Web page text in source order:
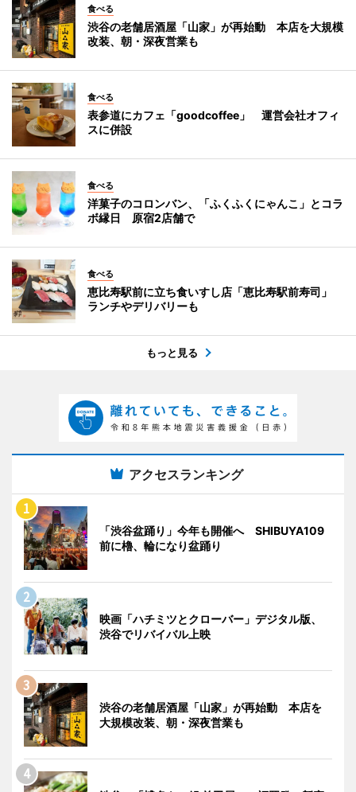
食べる
渋谷の老舗居酒屋「山家」が再始動 本店を大規模
改装、朝・深夜営業も
食べる
表参道にカフェ「goodcoffee」 運営会社オフィ
スに併設
食べる
洋菓子のコロンバン、「ふくふくにゃんこ」とコラ
ボ縁日 原宿2店舗で
食べる
恵比寿駅前に立ち食いすし店「恵比寿駅前寿司」
ランチやデリバリーも
もっと見る
アクセスランキング
「渋谷盆踊り」今年も開催へ SHIBUYA109
前に櫓、輪になり盆踊り
映画「ハチミツとクローバー」デジタル版、
渋谷でリバイバル上映
渋谷の老舗居酒屋「山家」が再始動 本店を
大規模改装、朝・深夜営業も